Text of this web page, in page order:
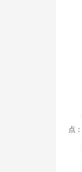
点：